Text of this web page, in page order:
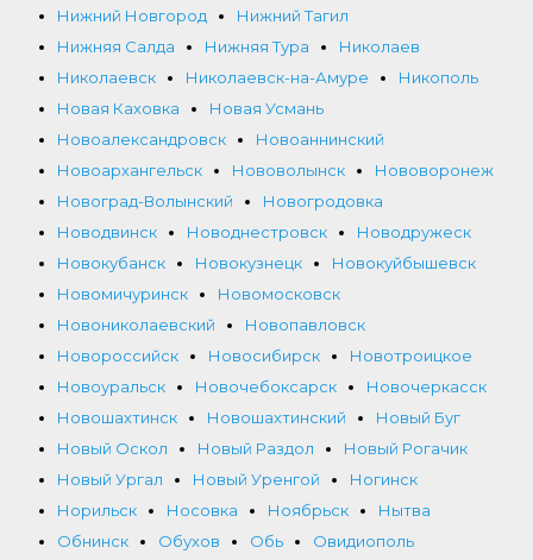
Нижний Новгород
Нижний Тагил
Нижняя Салда
Нижняя Тура
Николаев
Николаевск
Николаевск-на-Амуре
Никополь
Новая Каховка
Новая Усмань
Новоалександровск
Новоаннинский
Новоархангельск
Нововолынск
Нововоронеж
Новоград-Волынский
Новогродовка
Новодвинск
Новоднестровск
Новодружеск
Новокубанск
Новокузнецк
Новокуйбышевск
Новомичуринск
Новомосковск
Новониколаевский
Новопавловск
Новороссийск
Новосибирск
Новотроицкое
Новоуральск
Новочебоксарск
Новочеркасск
Новошахтинск
Новошахтинский
Новый Буг
Новый Оскол
Новый Раздол
Новый Рогачик
Новый Ургал
Новый Уренгой
Ногинск
Норильск
Носовка Ноябрьск
Нытва
Обнинск
Обухов Обь
Овидиополь